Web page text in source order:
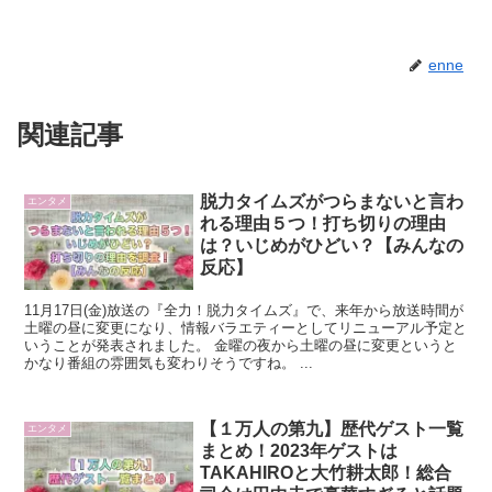
enne
関連記事
エンタメ
脱力タイムズがつらまないと言わ
れる理由５つ！打ち切りの理由
は？いじめがひどい？【みんなの
反応】
11月17日(金)放送の『全力！脱力タイムズ』で、来年から放送時間が
土曜の昼に変更になり、情報バラエティーとしてリニューアル予定と
いうことが発表されました。 金曜の夜から土曜の昼に変更というと
かなり番組の雰囲気も変わりそうですね。 ...
エンタメ
【１万人の第九】歴代ゲスト一覧
まとめ！2023年ゲストは
TAKAHIROと大竹耕太郎！総合